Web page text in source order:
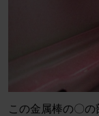
この金属棒の〇